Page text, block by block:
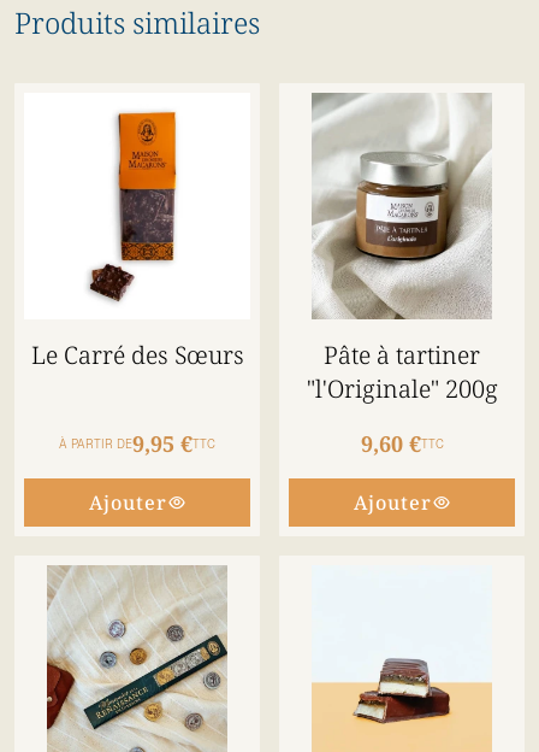
Produits similaires
Le Carré des Sœurs
À PARTIR DE9,95 €TTC
Ajouter
Pâte à tartiner
"l'Originale" 200g
9,60 €TTC
Ajouter